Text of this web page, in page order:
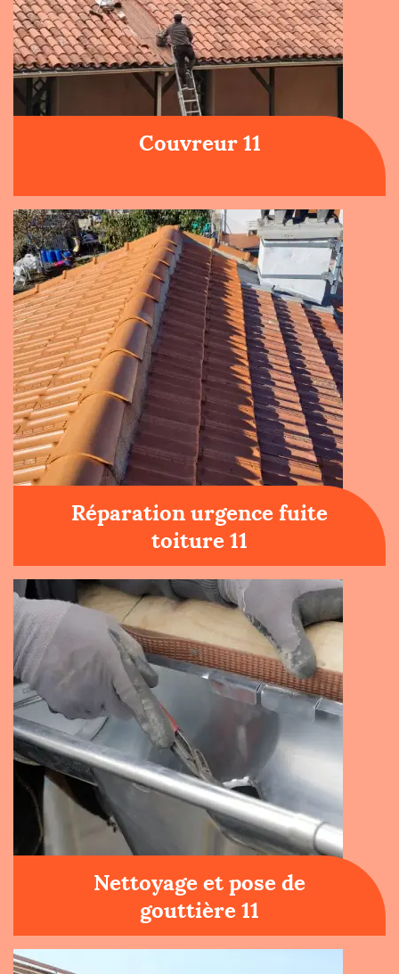
Couvreur 11
Réparation urgence fuite
toiture 11
Nettoyage et pose de
gouttière 11